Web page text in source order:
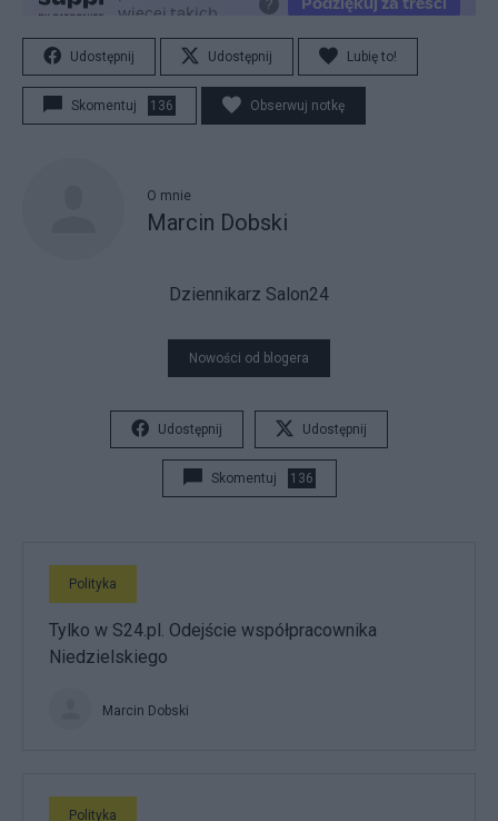
Udostępnij Udostępnij Lubię to!
Skomentuj 136 Obserwuj notkę
O mnie
Marcin Dobski
Dziennikarz Salon24
Nowości od blogera
Udostępnij Udostępnij
Skomentuj 136
Polityka
Tylko w S24.pl. Odejście współpracownika
Niedzielskiego
Marcin Dobski
Polityka